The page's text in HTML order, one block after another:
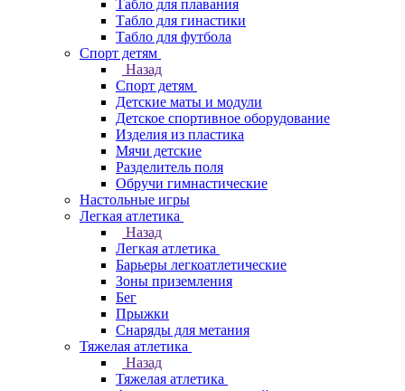
Табло для плавания
Табло для гинастики
Табло для футбола
Спорт детям
Назад
Спорт детям
Детские маты и модули
Детское спортивное оборудование
Изделия из пластика
Мячи детские
Разделитель поля
Обручи гимнастические
Настольные игры
Легкая атлетика
Назад
Легкая атлетика
Барьеры легкоатлетические
Зоны приземления
Бег
Прыжки
Снаряды для метания
Тяжелая атлетика
Назад
Тяжелая атлетика